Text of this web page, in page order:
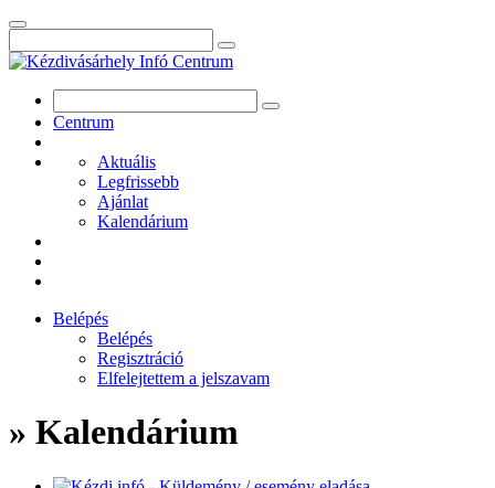
Centrum
Aktuális
Legfrissebb
Ajánlat
Kalendárium
Belépés
Belépés
Regisztráció
Elfelejtettem a jelszavam
» Kalendárium